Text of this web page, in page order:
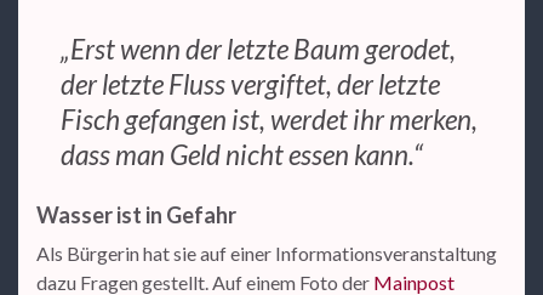
„Erst wenn der letzte Baum gerodet,
der letzte Fluss vergiftet, der letzte
Fisch gefangen ist, werdet ihr merken,
dass man Geld nicht essen kann.“
Wasser ist in Gefahr
Als Bürgerin hat sie auf einer Informationsveranstaltung
dazu Fragen gestellt. Auf einem Foto der Mainpost